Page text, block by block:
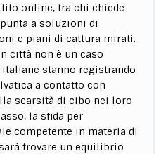
online, tra chi chiede
a soluzioni di
e piani di cattura mirati.
città non è un caso
stanno registrando
a contatto con
scarsità di cibo nei loro
la sfida per
competente in materia di
trovare un equilibrio